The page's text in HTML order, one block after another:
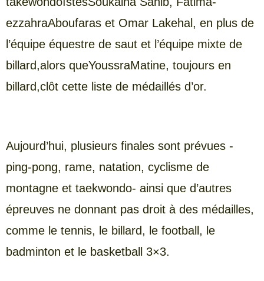
ezzahraAboufaras et Omar Lakehal, en plus de
l’équipe équestre de saut et l’équipe mixte de
billard,alors queYoussraMatine, toujours en
billard,clôt cette liste de médaillés d’or.
Aujourd’hui, plusieurs finales sont prévues -
ping-pong, rame, natation, cyclisme de
montagne et taekwondo- ainsi que d’autres
épreuves ne donnant pas droit à des médailles,
comme le tennis, le billard, le football, le
badminton et le basketball 3×3.